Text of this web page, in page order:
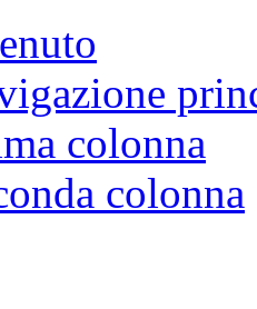
colonna
colonna